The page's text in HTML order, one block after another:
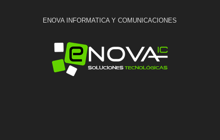
ENOVA INFORMATICA Y COMUNICACIONES